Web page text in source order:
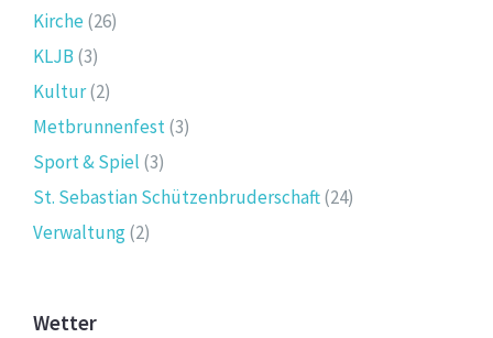
Kirche(26)
KLJB (3)
Kultur(2)
Metbrunnenfest(3)
Sport & Spiel (3)
St. Sebastian Schützenbruderschaft(24)
Verwaltung(2)
Wetter